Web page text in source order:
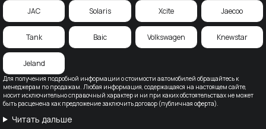
Для получения подробной информации о стоимости автомобилей обращайтесь к
менеджерам по продажам. Любая информация, содержащаяся на настоящем сайте,
носит исключительно справочный характер и ни при каких обстоятельствах не может
быть расценена как предложение заключить договор (публичная оферта).
Читать дальше
JAC Solaris Xcite Jaecoo
Tank Baic Volkswagen Knewstar
Jeland